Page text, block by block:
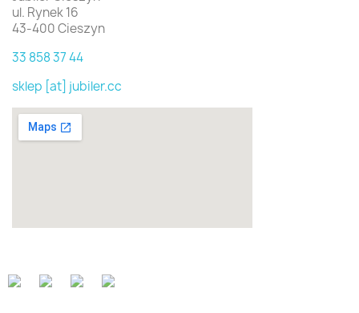
ul. Rynek 16
43-400 Cieszyn
33 858 37 44
sklep [at] jubiler.cc